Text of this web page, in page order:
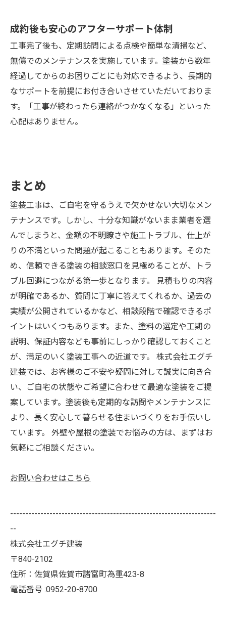
成約後も安心のアフターサポート体制
工事完了後も、定期訪問による点検や簡単な清掃など、
無償でのメンテナンスを実施しています。塗装から数年
経過してからのお困りごとにも対応できるよう、長期的
なサポートを前提にお付き合いさせていただいておりま
す。「工事が終わったら連絡がつかなくなる」といった
心配はありません。
まとめ
塗装工事は、ご自宅を守るうえで欠かせない大切なメン
テナンスです。しかし、十分な知識がないまま業者を選
んでしまうと、金額の不明瞭さや施工トラブル、仕上が
りの不満といった問題が起こることもあります。そのた
め、信頼できる塗装の相談窓口を見極めることが、トラ
ブル回避につながる第一歩となります。 見積もりの内容
が明確であるか、質問に丁寧に答えてくれるか、過去の
実績が公開されているかなど、相談段階で確認できるポ
イントはいくつもあります。また、塗料の選定や工期の
説明、保証内容なども事前にしっかり確認しておくこと
が、満足のいく塗装工事への近道です。 株式会社エグチ
建装では、お客様のご不安や疑問に対して誠実に向き合
い、ご自宅の状態やご希望に合わせて最適な塗装をご提
案しています。塗装後も定期的な訪問やメンテナンスに
より、長く安心して暮らせる住まいづくりをお手伝いし
ています。 外壁や屋根の塗装でお悩みの方は、まずはお
気軽にご相談ください。
お問い合わせはこちら
--------------------------------------------------------------------
--
株式会社エグチ建装
〒840-2102
住所：佐賀県佐賀市諸富町為重423-8
電話番号 :0952-20-8700